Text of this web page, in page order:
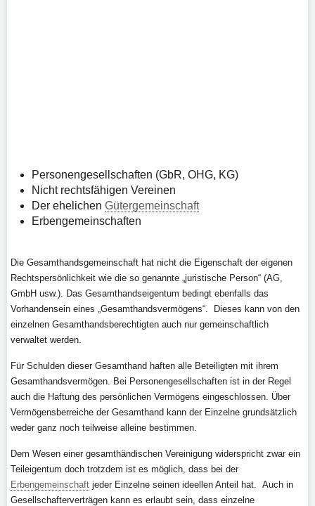
Personengesellschaften (GbR, OHG, KG)
Nicht rechtsfähigen Vereinen
Der ehelichen Gütergemeinschaft
Erbengemeinschaften
Die Gesamthandsgemeinschaft hat nicht die Eigenschaft der eigenen
Rechtspersönlichkeit wie die so genannte „juristische Person“ (AG,
GmbH usw.). Das Gesamthandseigentum bedingt ebenfalls das
Vorhandensein eines „Gesamthandsvermögens“. Dieses kann von den
einzelnen Gesamthandsberechtigten auch nur gemeinschaftlich
verwaltet werden.
Für Schulden dieser Gesamthand haften alle Beteiligten mit ihrem
Gesamthandsvermögen. Bei Personengesellschaften ist in der Regel
auch die Haftung des persönlichen Vermögens eingeschlossen. Über
Vermögensberreiche der Gesamthand kann der Einzelne grundsätzlich
weder ganz noch teilweise alleine bestimmen.
Dem Wesen einer gesamthändischen Vereinigung widerspricht zwar ein
Teileigentum doch trotzdem ist es möglich, dass bei der
Erbengemeinschaft jeder Einzelne seinen ideellen Anteil hat. Auch in
Gesellschafterverträgen kann es erlaubt sein, dass einzelne